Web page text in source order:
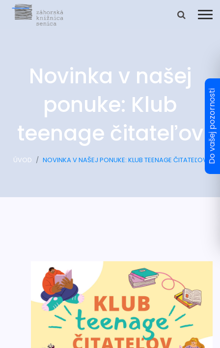
Novinka v našej
ponuke: Klub
teenage čitateľov
ÚVOD NOVINKA V NAŠEJ PONUKE: KLUB TEENAGE ČITATEĽOV